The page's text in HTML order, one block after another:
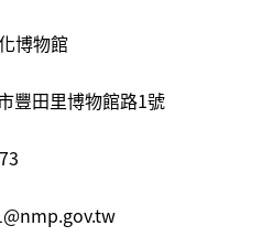
博物館
豐田里博物館路1號